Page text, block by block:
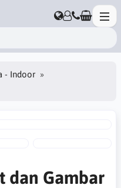
- Indoor
dan Gambar